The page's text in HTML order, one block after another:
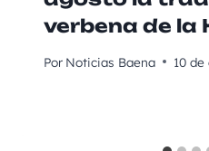
verbena de la
Por Noticias Baena 10